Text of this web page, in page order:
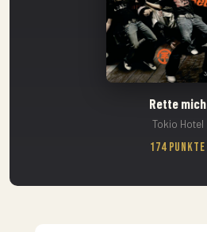
Rette mich
Tokio Hotel
174 Punkte